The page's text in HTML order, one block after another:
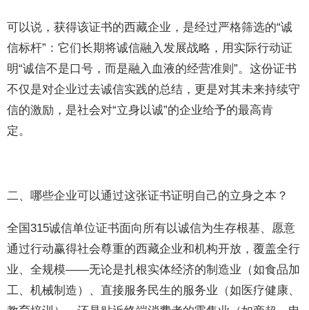
可以说，获得该证书的西藏企业，是经过严格筛选的“诚
信标杆”：它们长期将诚信融入发展战略，用实际行动证
明“诚信不是口号，而是融入血液的经营准则”。这份证书
不仅是对企业过去诚信实践的总结，更是对其未来持续守
信的激励，是社会对“立身以诚”的企业给予的最高肯
定。
二、哪些企业可以通过这张证书证明自己的立身之本？
全国315诚信单位证书面向所有以诚信为生存根基、愿意
通过行动赢得社会尊重的西藏企业和机构开放，覆盖全行
业、全规模——无论是扎根实体经济的制造业（如食品加
工、机械制造）、直接服务民生的服务业（如医疗健康、